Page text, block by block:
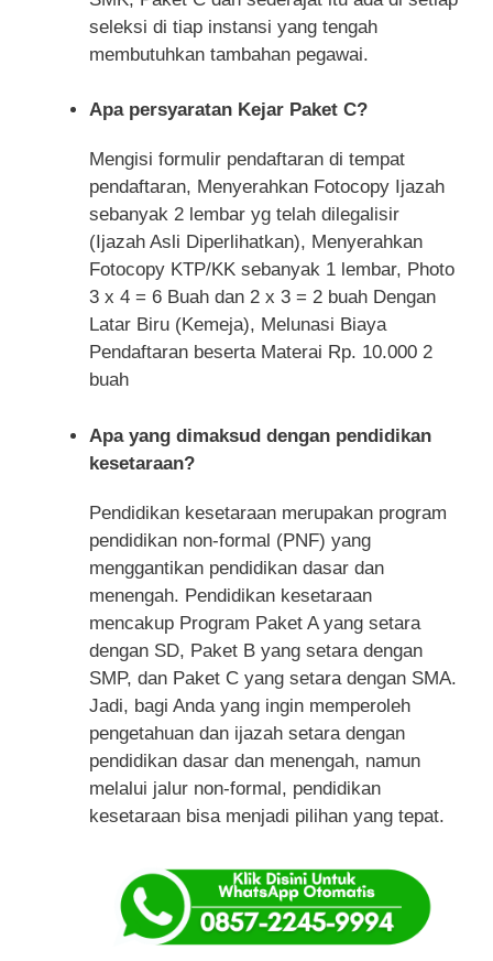
seleksi di tiap instansi yang tengah
membutuhkan tambahan pegawai.
Apa persyaratan Kejar Paket C?
Mengisi formulir pendaftaran di tempat
pendaftaran, Menyerahkan Fotocopy Ijazah
sebanyak 2 lembar yg telah dilegalisir
(Ijazah Asli Diperlihatkan), Menyerahkan
Fotocopy KTP/KK sebanyak 1 lembar, Photo
3 x 4 = 6 Buah dan 2 x 3 = 2 buah Dengan
Latar Biru (Kemeja), Melunasi Biaya
Pendaftaran beserta Materai Rp. 10.000 2
buah
Apa yang dimaksud dengan pendidikan
kesetaraan?
Pendidikan kesetaraan merupakan program
pendidikan non-formal (PNF) yang
menggantikan pendidikan dasar dan
menengah. Pendidikan kesetaraan
mencakup Program Paket A yang setara
dengan SD, Paket B yang setara dengan
SMP, dan Paket C yang setara dengan SMA.
Jadi, bagi Anda yang ingin memperoleh
pengetahuan dan ijazah setara dengan
pendidikan dasar dan menengah, namun
melalui jalur non-formal, pendidikan
kesetaraan bisa menjadi pilihan yang tepat.